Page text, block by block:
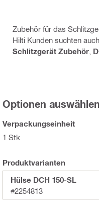
Zubehör für das
Hilti Kunden suchten auch
Schlitzgerät Zubehör
Optionen auswählen
Verpackungseinheit
1 Stk
Produktvarianten
Hülse DCH 150-SL
#2254813